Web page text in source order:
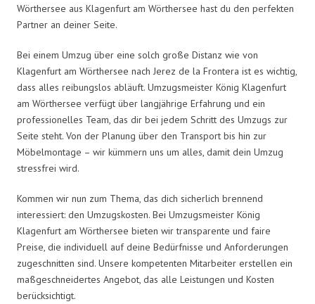
Wörthersee aus Klagenfurt am Wörthersee hast du den perfekten
Partner an deiner Seite.
Bei einem Umzug über eine solch große Distanz wie von
Klagenfurt am Wörthersee nach Jerez de la Frontera ist es wichtig,
dass alles reibungslos abläuft. Umzugsmeister König Klagenfurt
am Wörthersee verfügt über langjährige Erfahrung und ein
professionelles Team, das dir bei jedem Schritt des Umzugs zur
Seite steht. Von der Planung über den Transport bis hin zur
Möbelmontage – wir kümmern uns um alles, damit dein Umzug
stressfrei wird.
Kommen wir nun zum Thema, das dich sicherlich brennend
interessiert: den Umzugskosten. Bei Umzugsmeister König
Klagenfurt am Wörthersee bieten wir transparente und faire
Preise, die individuell auf deine Bedürfnisse und Anforderungen
zugeschnitten sind. Unsere kompetenten Mitarbeiter erstellen ein
maßgeschneidertes Angebot, das alle Leistungen und Kosten
berücksichtigt.